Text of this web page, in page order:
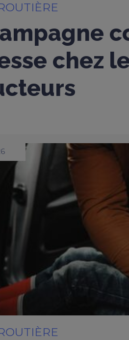
chez